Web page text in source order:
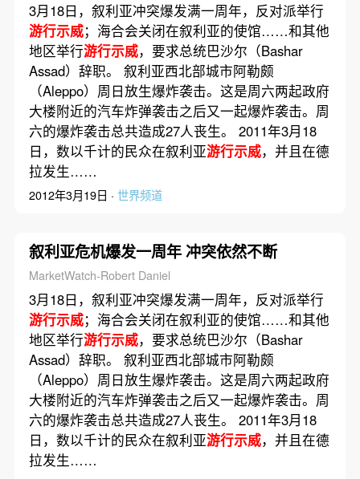
3月18日，叙利亚冲突爆发满一周年，反对派举行
游行示威；海合会关闭在叙利亚的使馆……和其他
地区举行游行示威，要求总统巴沙尔（Bashar
Assad）辞职。 叙利亚西北部城市阿勒颇
（Aleppo）周日放生爆炸袭击。这是周六两起政府
大楼附近的汽车炸弹袭击之后又一起爆炸袭击。周
六的爆炸袭击总共造成27人丧生。 2011年3月18
日，数以千计的民众在叙利亚游行示威，并且在德
拉发生……
2012年3月19日 · 世界频道
叙利亚危机爆发一周年 冲突依然不断
MarketWatch-Robert Daniel
3月18日，叙利亚冲突爆发满一周年，反对派举行
游行示威；海合会关闭在叙利亚的使馆……和其他
地区举行游行示威，要求总统巴沙尔（Bashar
Assad）辞职。 叙利亚西北部城市阿勒颇
（Aleppo）周日放生爆炸袭击。这是周六两起政府
大楼附近的汽车炸弹袭击之后又一起爆炸袭击。周
六的爆炸袭击总共造成27人丧生。 2011年3月18
日，数以千计的民众在叙利亚游行示威，并且在德
拉发生……